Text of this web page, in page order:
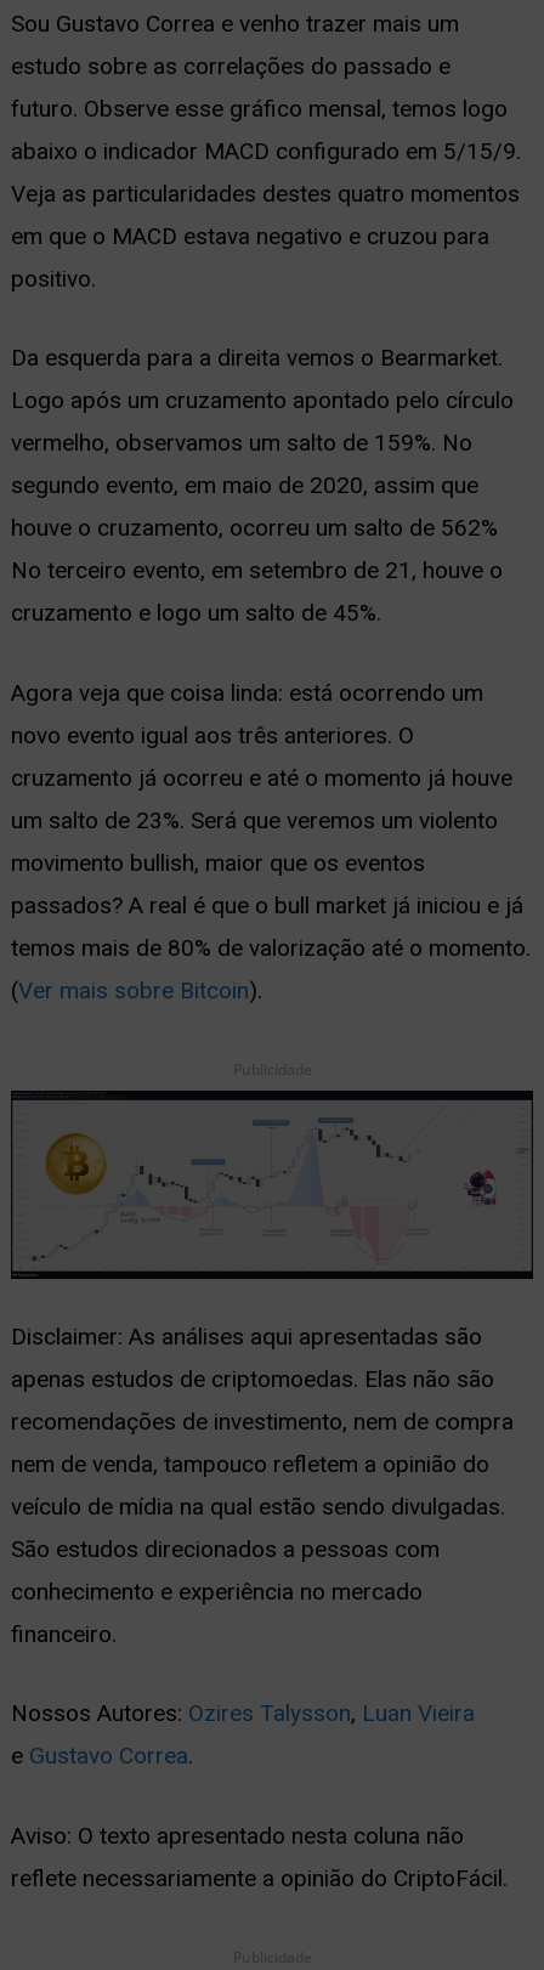
Sou Gustavo Correa e venho trazer mais um
estudo sobre as correlações do passado e
futuro. Observe esse gráfico mensal, temos logo
abaixo o indicador MACD configurado em 5/15/9.
Veja as particularidades destes quatro momentos
em que o MACD estava negativo e cruzou para
positivo.
Da esquerda para a direita vemos o Bearmarket.
Logo após um cruzamento apontado pelo círculo
vermelho, observamos um salto de 159%. No
segundo evento, em maio de 2020, assim que
houve o cruzamento, ocorreu um salto de 562%
No terceiro evento, em setembro de 21, houve o
cruzamento e logo um salto de 45%.
Agora veja que coisa linda: está ocorrendo um
novo evento igual aos três anteriores. O
cruzamento já ocorreu e até o momento já houve
um salto de 23%. Será que veremos um violento
movimento bullish, maior que os eventos
passados? A real é que o bull market já iniciou e já
temos mais de 80% de valorização até o momento.
(Ver mais sobre Bitcoin).
Publicidade
Disclaimer: As análises aqui apresentadas são
apenas estudos de criptomoedas. Elas não são
recomendações de investimento, nem de compra
nem de venda, tampouco refletem a opinião do
veículo de mídia na qual estão sendo divulgadas.
São estudos direcionados a pessoas com
conhecimento e experiência no mercado
financeiro.
Nossos Autores: Ozires Talysson, Luan Vieira
e Gustavo Correa.
Aviso: O texto apresentado nesta coluna não
reflete necessariamente a opinião do CriptoFácil.
Publicidade